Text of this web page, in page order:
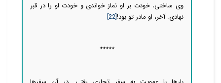
وی ساختی، خودت بر او نماز خواندی و خودت او را در قبر
نهادی. آخر، او مادر تو بود![22]
*****